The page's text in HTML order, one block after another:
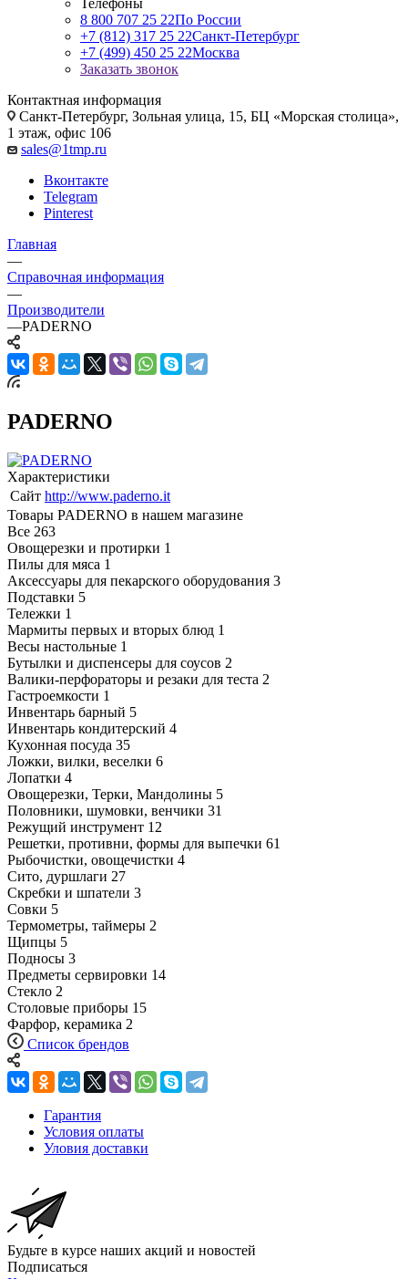
Телефоны
8 800 707 25 22По России
+7 (812) 317 25 22Санкт-Петербург
+7 (499) 450 25 22Москва
Заказать звонок
Контактная информация
Санкт-Петербург, Зольная улица, 15, БЦ «Морская столица»,
1 этаж, офис 106
sales@1tmp.ru
Вконтакте
Telegram
Pinterest
Главная
—
Справочная информация
—
Производители
—PADERNO
PADERNO
Характеристики
Сайт http://www.paderno.it
Товары PADERNO в нашем магазине
Все 263
Овощерезки и протирки 1
Пилы для мяса 1
Аксессуары для пекарского оборудования 3
Подставки 5
Тележки 1
Мармиты первых и вторых блюд 1
Весы настольные 1
Бутылки и диспенсеры для соусов 2
Валики-перфораторы и резаки для теста 2
Гастроемкости 1
Инвентарь барный 5
Инвентарь кондитерский 4
Кухонная посуда 35
Ложки, вилки, веселки 6
Лопатки 4
Овощерезки, Терки, Мандолины 5
Половники, шумовки, венчики 31
Режущий инструмент 12
Решетки, противни, формы для выпечки 61
Рыбочистки, овощечистки 4
Сито, дуршлаги 27
Скребки и шпатели 3
Совки 5
Термометры, таймеры 2
Щипцы 5
Подносы 3
Предметы сервировки 14
Стекло 2
Столовые приборы 15
Фарфор, керамика 2
Список брендов
Гарантия
Условия оплаты
Уловия доставки
Будьте в курсе наших акций и новостей
Подписаться